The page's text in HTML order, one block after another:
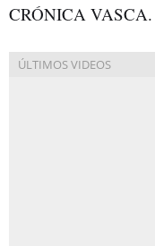
CRÓNICA VASCA.